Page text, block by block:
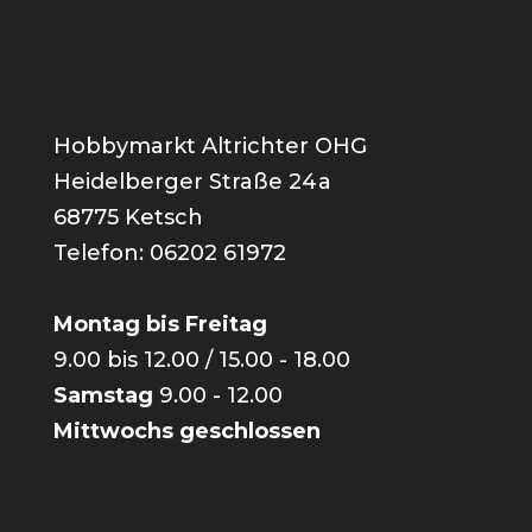
Hobbymarkt Altrichter OHG
Heidelberger Straße 24a
68775 Ketsch
Telefon: 06202 61972
Montag bis Freitag
9.00 bis 12.00 / 15.00 - 18.00
Samstag 9.00 - 12.00
Mittwochs geschlossen